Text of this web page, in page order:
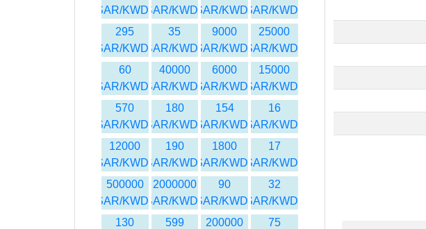
SAR/KWD
SAR/KWD
SAR/KWD
SAR/KWD
25000
SAR/KWD
9000
SAR/KWD
35
SAR/KWD
295
SAR/KWD
15000
SAR/KWD
6000
SAR/KWD
40000
SAR/KWD
60
SAR/KWD
16
SAR/KWD
154
SAR/KWD
180
SAR/KWD
570
SAR/KWD
17
SAR/KWD
1800
SAR/KWD
190
SAR/KWD
12000
SAR/KWD
32
SAR/KWD
90
SAR/KWD
2000000
SAR/KWD
500000
SAR/KWD
75
200000
599
130